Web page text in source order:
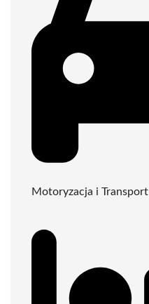
Motoryzacja i Transport